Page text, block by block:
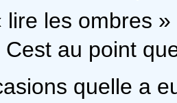
lire les ombres
au point
quelle a